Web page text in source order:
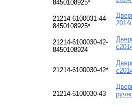
8450108925*
21214-6100031-44-
8450108925*
21214-6100030-42-
8450108924
21214-6100030-42*
21214-6100030-43